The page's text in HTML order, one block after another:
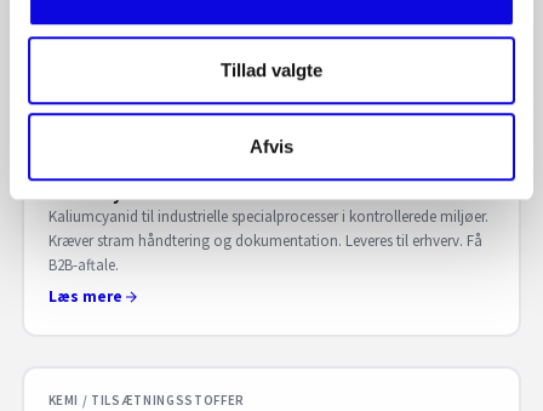
Tillad valgte
Afvis
B2B-aftale hos S. Sørensen.
Kaliumcyanid
Kaliumcyanid til industrielle specialprocesser i kontrollerede miljøer.
Kræver stram håndtering og dokumentation. Leveres til erhverv. Få
B2B-aftale.
Læs mere
KEMI / TILSÆTNINGSSTOFFER